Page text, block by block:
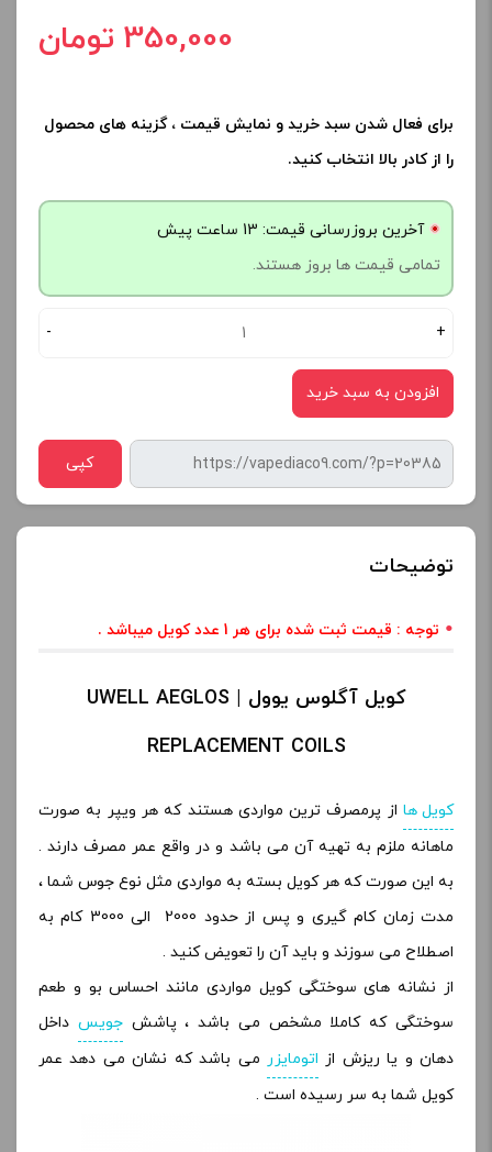
350,000 تومان
برای فعال شدن سبد خرید و نمایش قیمت ، گزینه های محصول
را از کادر بالا انتخاب کنید.
آخرین بروزرسانی قیمت: 13 ساعت پیش
تمامی قیمت ها بروز هستند.
- +
افزودن به سبد خرید
کپی
توضیحات
توجه : قیمت ثبت شده برای هر 1 عدد کویل میباشد .
کویل آگلوس یوول | UWELL AEGLOS
REPLACEMENT COILS
کویل ها از پرمصرف ترین مواردی هستند که هر ویپر به صورت
ماهانه ملزم به تهیه آن می باشد و در واقع عمر مصرف دارند .
به این صورت که هر کویل بسته به مواردی مثل نوع جوس شما ،
مدت زمان کام گیری و پس از حدود 2000 الی 3000 کام به
اصطلاح می سوزند و باید آن را تعویض کنید .
از نشانه های سوختگی کویل مواردی مانند احساس بو و طعم
سوختگی که کاملا مشخص می باشد ، پاششجویس داخل
دهان و یا ریزش از اتومایزر می باشد که نشان می دهد عمر
کویل شما به سر رسیده است .